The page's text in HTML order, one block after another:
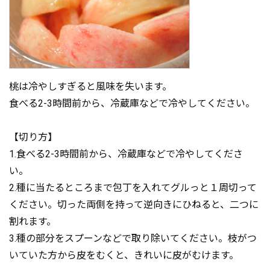
桃は冷やしすぎると風味を失います。
食べる2-3時間前から、冷蔵庫などで冷やしてください。
【切り方】
1.食べる2-3時間前から、冷蔵庫などで冷やしてくださ
い。
2.種に当たるところまで包丁を入れてグルっと１周切って
ください。切った両側を持って逆向きにひねると、二つに
割れます。
3.種の部分をスプーンなどで取り除いてください。枝がつ
いていた方から皮をむくと、きれいに皮がむけます。